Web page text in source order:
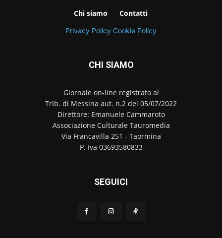
Chi siamo Contatti
Privacy Policy Cookie Policy
CHI SIAMO
Giornale on-line registrato al
Trib. di Messina aut. n.2 del 05/07/2022
Direttore: Emanuele Cammaroto
Associazione Culturale Tauromedia
Via Francavilla 251 - Taormina
P. Iva 03693580833
SEGUICI